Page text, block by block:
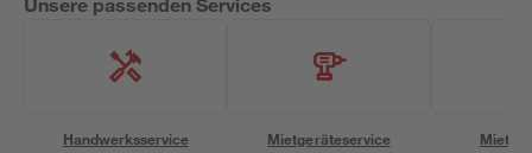
Handwerksservice Mietgeräteservice